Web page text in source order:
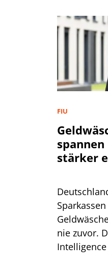
FIU
stärker
nie zuvor.